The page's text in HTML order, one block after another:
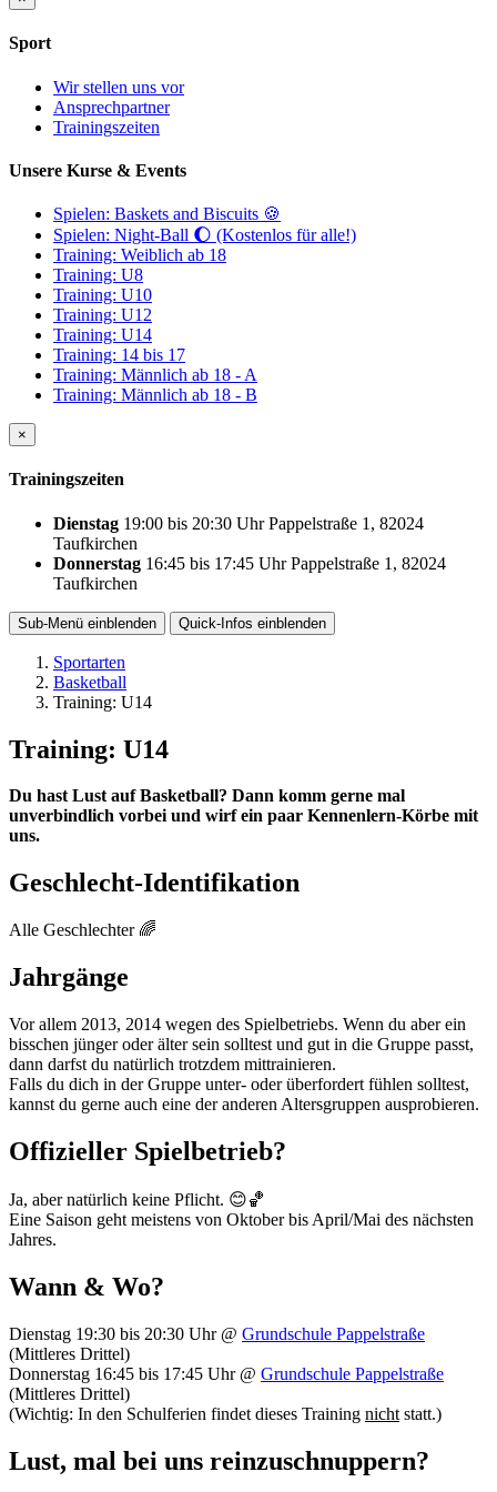
Sport
Wir stellen uns vor
Ansprechpartner
Trainingszeiten
Unsere Kurse & Events
Spielen: Baskets and Biscuits 🍪
Spielen: Night-Ball 🌔 (Kostenlos für alle!)
Training: Weiblich ab 18
Training: U8
Training: U10
Training: U12
Training: U14
Training: 14 bis 17
Training: Männlich ab 18 - A
Training: Männlich ab 18 - B
×
Trainingszeiten
Dienstag 19:00 bis 20:30 UhrPappelstraße 1, 82024
Taufkirchen
Donnerstag 16:45 bis 17:45 UhrPappelstraße 1, 82024
Taufkirchen
Sub-Menü einblenden Quick-Infos einblenden
Sportarten
Basketball
Training: U14
Training: U14
Du hast Lust auf Basketball? Dann komm gerne mal
unverbindlich vorbei und wirf ein paar Kennenlern-Körbe mit
uns.
Geschlecht-Identifikation
Alle Geschlechter 🌈
Jahrgänge
Vor allem 2013, 2014 wegen des Spielbetriebs. Wenn du aber ein
bisschen jünger oder älter sein solltest und gut in die Gruppe passt,
dann darfst du natürlich trotzdem mittrainieren.
Falls du dich in der Gruppe unter- oder überfordert fühlen solltest,
kannst du gerne auch eine der anderen Altersgruppen ausprobieren.
Offizieller Spielbetrieb?
Ja, aber natürlich keine Pflicht. 😊🏀
Eine Saison geht meistens von Oktober bis April/Mai des nächsten
Jahres.
Wann & Wo?
Dienstag 19:30 bis 20:30 Uhr @ Grundschule Pappelstraße
(Mittleres Drittel)
Donnerstag 16:45 bis 17:45 Uhr @ Grundschule Pappelstraße
(Mittleres Drittel)
(Wichtig: In den Schulferien findet dieses Training nicht statt.)
Lust, mal bei uns reinzuschnuppern?